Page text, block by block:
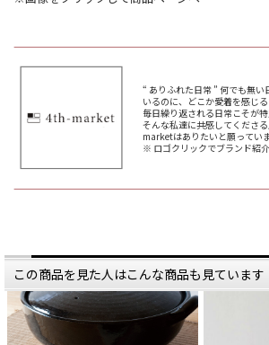
“ ありふれた日常 ” 何でも無
いるのに、どこか愛着を感じ
毎日繰り返される日常こそが
そんな私達に共感してくださ
marketはありたいと願っていま
※ ロゴクリックでブランド紹
この商品を見た人はこんな商品も見ています